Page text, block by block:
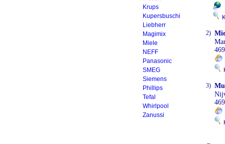
Krups
Kupersbuschi
Liebherr
Magimix
Miele
NEFF
Panasonic
SMEG
Siemens
Phillips
Tefal
Whirlpool
Zanussi
2)
3)